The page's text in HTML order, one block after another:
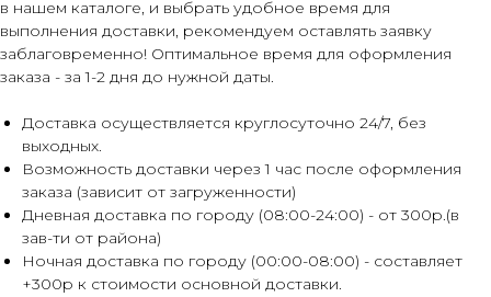
в нашем каталоге, и выбрать удобное время для
выполнения доставки, рекомендуем оставлять заявку
заблаговременно! Оптимальное время для оформления
заказа - за 1-2 дня до нужной даты.
Доставка осуществляется круглосуточно 24/7, без
выходных.
Возможность доставки через 1 час после оформления
заказа (зависит от загруженности)
Дневная доставка по городу (08:00-24:00) - от 300р.(в
зав-ти от района)
Ночная доставка по городу (00:00-08:00) - составляет
+300р к стоимости основной доставки.